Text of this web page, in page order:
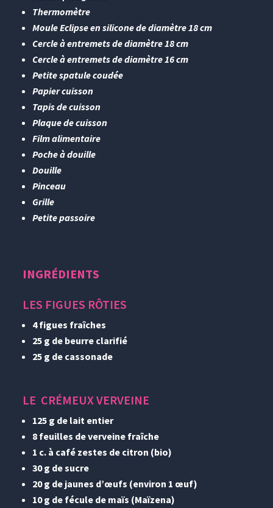
Thermomètre
Moule Eclipse en silicone de diamètre 18 cm
Cercle à entremets de diamètre 18 cm
Cercle à entremets de diamètre 16 cm
Petite spatule coudée
Papier cuisson
Tapis de cuisson
Plaque de cuisson
Film alimentaire
Poche à douille
Douille
Pinceau
Grille
Petite passoire
INGRÉDIENTS
LES FIGUES RÔTIES
4 figues fraîches
25 g de beurre clarifié
25 g de cassonade
LE CRÉMEUX VERVEINE
125 g de lait entier
8 feuilles de verveine fraîche
1 c. à café zestes de citron (bio)
30 g de sucre
20 g de jaunes d’œufs (environ 1 œuf)
10 g de fécule de maïs (Maïzena)